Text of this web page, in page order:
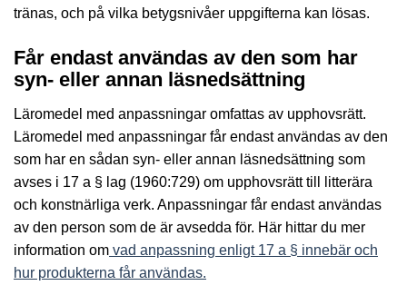
tränas, och på vilka betygsnivåer uppgifterna kan lösas.
Får endast användas av den som har
syn- eller annan läsnedsättning
Läromedel med anpassningar omfattas av upphovsrätt.
Läromedel med anpassningar får endast användas av den
som har en sådan syn- eller annan läsnedsättning som
avses i 17 a § lag (1960:729) om upphovsrätt till litterära
och konstnärliga verk. Anpassningar får endast användas
av den person som de är avsedda för. Här hittar du mer
information om vad anpassning enligt 17 a § innebär och
hur produkterna får användas.